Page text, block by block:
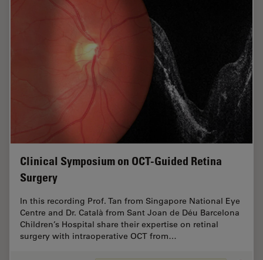
Clinical Symposium on OCT-Guided Retina
Surgery
In this recording Prof. Tan from Singapore National Eye
Centre and Dr. Català from Sant Joan de Déu Barcelona
Children’s Hospital share their expertise on retinal
surgery with intraoperative OCT from…